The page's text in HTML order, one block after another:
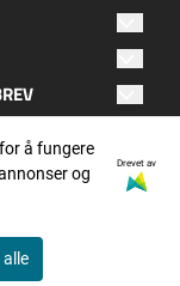
266
å fungere
og
Drevet av